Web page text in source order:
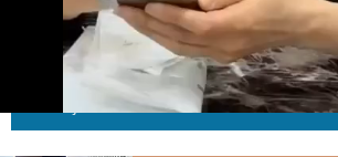
AVTOSFERTV
Nə düşünürsən?